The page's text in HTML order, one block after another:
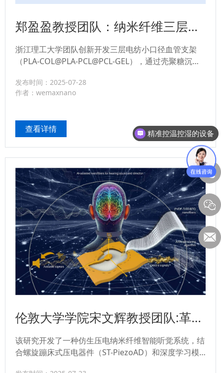
郑盈盈教授团队：纳米纤维三层静
电纺丝小口径血管支架壳聚糖-肝素
化协同提升抗凝血与快速内皮化性
能
浙江理工大学团队创新开发三层电纺小口径血管支架
（PLA-COL@PLA-PCL@PCL-GEL），通过壳聚糖沉积
伸强度达8.47MPa，超越天然血管力学强度；内皮细胞
5天实现全覆盖，加速内皮化进程。...
发布时间：2025-07-28
作者：wemaxnano
查看详情
伦敦大学学院宋文辉教授团队:革命
性突破！仿生压电纳米纤维智能听
觉系统，超越人类听觉的精准声源
定
该研究开发了一种仿生压电纳米纤维智能听觉系统，结
合螺旋蹦床式压电器件（ST-PiezoAD）和深度学习模
精准控温控湿的设备